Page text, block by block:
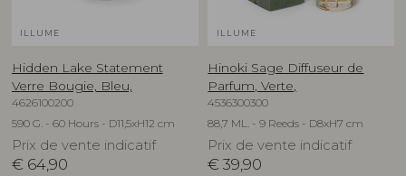
ILLUME
Hidden Lake Statement
Verre Bougie, Bleu,
4626100200
590 G. - 60 Hours - D11,5xH12 cm
Prix de vente indicatif
€ 64,90
ILLUME
Hinoki Sage Diffuseur de
Parfum, Verte,
4536300300
88,7 ML. - 9 Reeds - D8xH7 cm
Prix de vente indicatif
€ 39,90